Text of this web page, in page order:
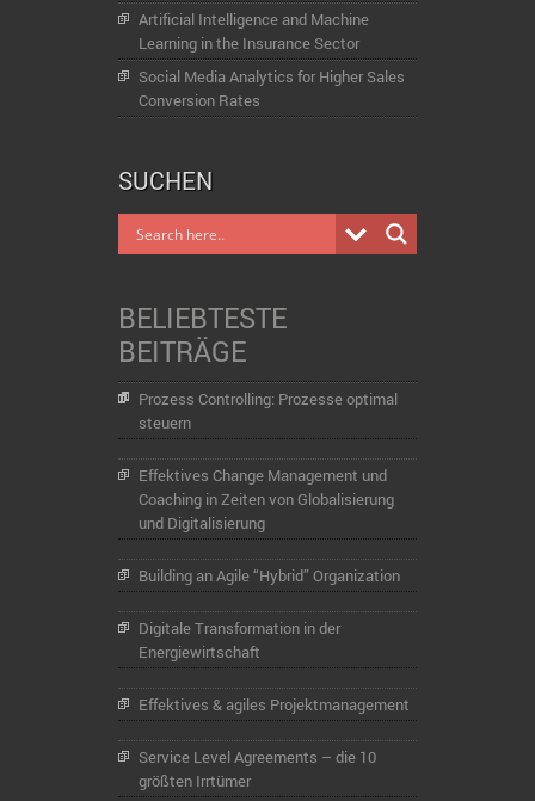
Artificial Intelligence and Machine
Learning in the Insurance Sector
Social Media Analytics for Higher Sales
Conversion Rates
SUCHEN
BELIEBTESTE
BEITRÄGE
Prozess Controlling: Prozesse optimal
steuern
Effektives Change Management und
Coaching in Zeiten von Globalisierung
und Digitalisierung
Building an Agile “Hybrid” Organization
Digitale Transformation in der
Energiewirtschaft
Effektives & agiles Projektmanagement
Service Level Agreements – die 10
größten Irrtümer